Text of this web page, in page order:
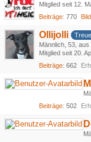
Mitglied seit 12.
Beiträge 770
Ollijolli
Männlich 53 aus
Mitglied seit 20.
Beiträge 662
Beiträge 502